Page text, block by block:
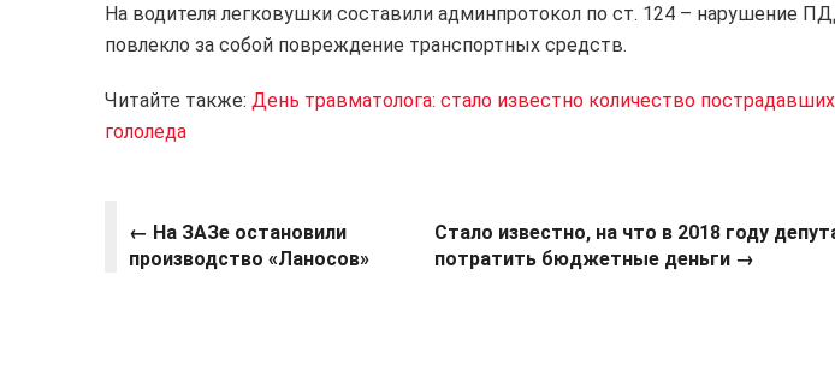
На водителя легковушки составили админпротокол по ст. 124 – нарушение
повлекло за собой повреждение транспортных средств.
Читайте также: День травматолога: стало известно количество
гололеда
← На ЗАЗе остановили
производство «Ланосов»
Стало известно, на что в 2018 году
потратить бюджетные деньги →